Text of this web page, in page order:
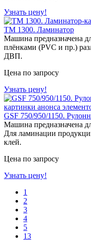
Узнать цену!
ТМ 1300. Ламинатор
Машина предназначена
плёнками (PVC и пр.)
ДВП.
Цена по запросу
Узнать цену!
GSF 750/950/1150.
Машина предназначена
Для ламинации
клей.
Цена по запросу
Узнать цену!
1
2
3
4
5
13